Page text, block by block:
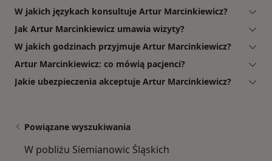
W jakich językach konsultuje Artur Marcinkiewicz?
Jak Artur Marcinkiewicz umawia wizyty?
W jakich godzinach przyjmuje Artur Marcinkiewicz?
Artur Marcinkiewicz: co mówią pacjenci?
Jakie ubezpieczenia akceptuje Artur Marcinkiewicz?
Powiązane wyszukiwania
W pobliżu Siemianowic Śląskich